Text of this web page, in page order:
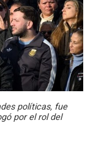
políticas, fue
por el rol del